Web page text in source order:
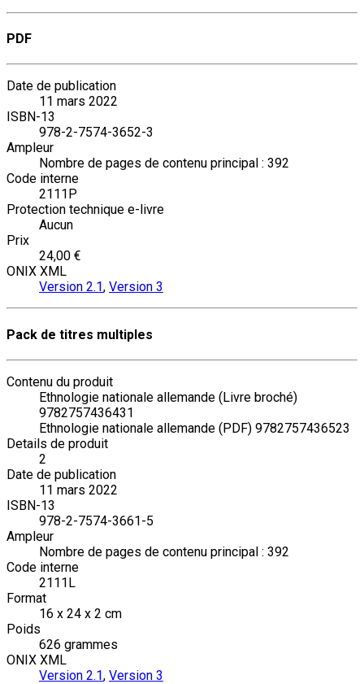
PDF
Date de publication
11 mars 2022
ISBN-13
978-2-7574-3652-3
Ampleur
Nombre de pages de contenu principal : 392
Code interne
2111P
Protection technique e-livre
Aucun
Prix
24,00 €
ONIX XML
Version 2.1, Version 3
Pack de titres multiples
Contenu du produit
Ethnologie nationale allemande (Livre broché)
9782757436431
Ethnologie nationale allemande (PDF) 9782757436523
Details de produit
2
Date de publication
11 mars 2022
ISBN-13
978-2-7574-3661-5
Ampleur
Nombre de pages de contenu principal : 392
Code interne
2111L
Format
16 x 24 x 2 cm
Poids
626 grammes
ONIX XML
Version 2.1, Version 3